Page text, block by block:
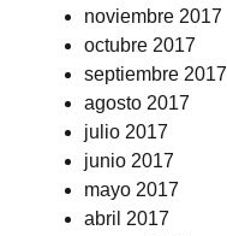
noviembre 2017
octubre 2017
septiembre 2017
agosto 2017
julio 2017
junio 2017
mayo 2017
abril 2017